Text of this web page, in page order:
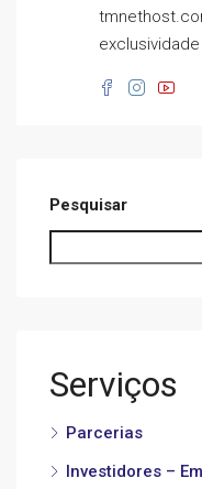
Pesquisar
Serviços
Parcerias
Investidores –